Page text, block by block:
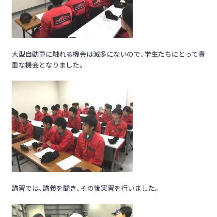
大型自動車に触れる機会は滅多にないので、学生たちにとって貴
重な機会となりました。
講習では、講義を聞き、その後実習を行いました。